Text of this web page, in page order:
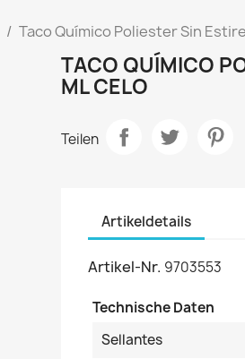
Taco Químico Poliester Sin
TACO QUÍMICO
ML CELO
Teilen
Artikeldetails
Artikel-Nr. 9703553
Technische Daten
Sellantes